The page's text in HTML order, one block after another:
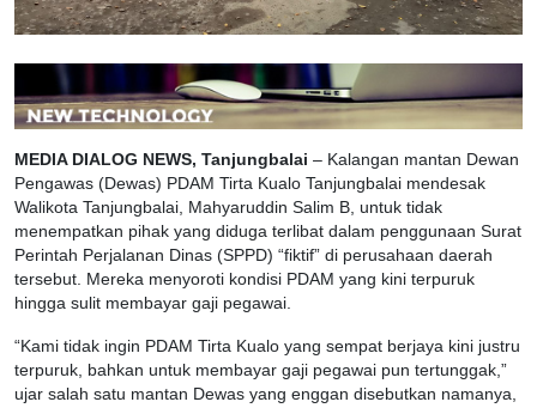
MEDIA DIALOG NEWS, Tanjungbalai – Kalangan mantan Dewan
Pengawas (Dewas) PDAM Tirta Kualo Tanjungbalai mendesak
Walikota Tanjungbalai, Mahyaruddin Salim B, untuk tidak
menempatkan pihak yang diduga terlibat dalam penggunaan Surat
Perintah Perjalanan Dinas (SPPD) “fiktif” di perusahaan daerah
tersebut. Mereka menyoroti kondisi PDAM yang kini terpuruk
hingga sulit membayar gaji pegawai.
“Kami tidak ingin PDAM Tirta Kualo yang sempat berjaya kini justru
terpuruk, bahkan untuk membayar gaji pegawai pun tertunggak,”
ujar salah satu mantan Dewas yang enggan disebutkan namanya,